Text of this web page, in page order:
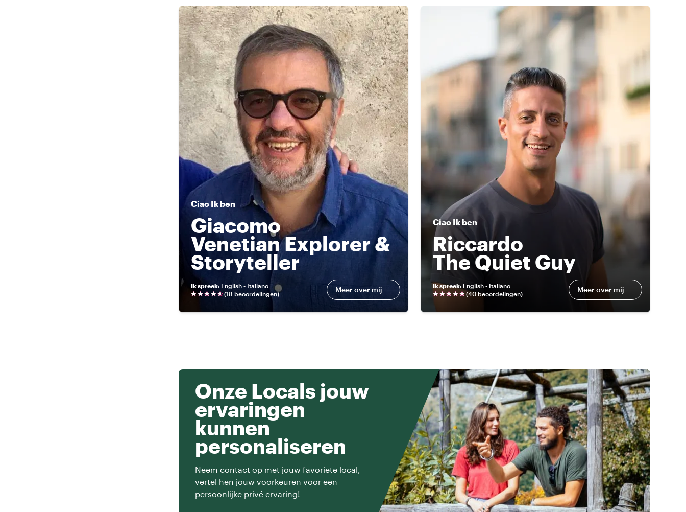
Ciao Ik ben
Giacomo
Venetian Explorer &
Storyteller
Ik spreek: English • Italiano
(18 beoordelingen) Meer over mij
CiaoIk ben
Riccardo
The Quiet Guy
Ik spreek: English • Italiano
(40 beoordelingen) Meer over mij
Onze Locals jouw
ervaringen
kunnen
personaliseren
Neem contact op met jouw favoriete local,
vertel hen jouw voorkeuren voor een
persoonlijke privé ervaring!